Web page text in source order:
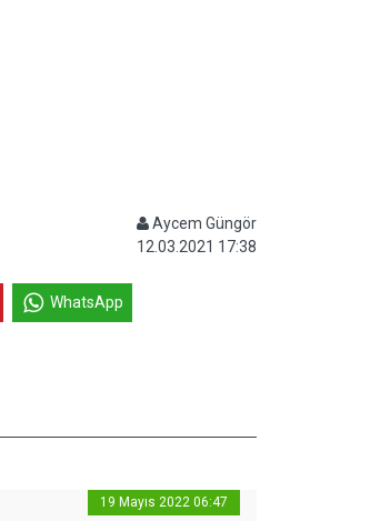
Aycem Güngör
12.03.2021 17:38
WhatsApp
19 Mayıs 2022 06:47